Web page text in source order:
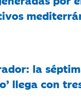
la
llega con